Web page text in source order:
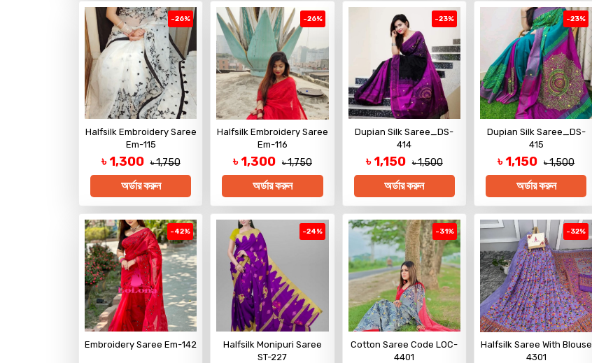
-26%
Halfsilk Embroidery Saree
Em-115
৳ 1,300 ৳ 1,750
অর্ডার করুন
-26%
Halfsilk Embroidery Saree
Em-116
৳ 1,300 ৳ 1,750
অর্ডার করুন
-23%
Dupian Silk Saree_DS-
414
৳ 1,150 ৳ 1,500
অর্ডার করুন
-23%
Dupian Silk Saree_DS-
415
৳ 1,150 ৳ 1,500
অর্ডার করুন
-42%
Embroidery Saree Em-142
-24%
Halfsilk Monipuri Saree
ST-227
-31%
Cotton Saree Code LOC-
4401
-32%
Halfsilk Saree With Blouse
4301